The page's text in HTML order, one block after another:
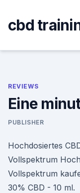
content
cbd
REVIEWS
Eine
PUBLISHER
Hochdosiertes
Vollspektrum
Vollspektrum
30% CBD - 10 ml.